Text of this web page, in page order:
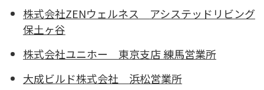
株式会社ZENウェルネス アシステッドリビング
保土ヶ谷
株式会社ユニホー 東京支店 練馬営業所
大成ビルド株式会社 浜松営業所